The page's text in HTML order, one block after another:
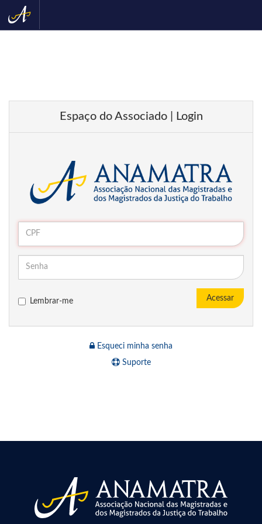
Espaço do Associado | Login
Lembrar-me Acessar
Esqueci minha senha
Suporte